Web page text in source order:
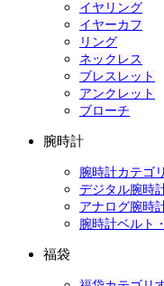
イヤリング
イヤーカフ
リング
ネックレス
ブレスレット
アンクレット
ブローチ
腕時計
腕時計カテゴ
デジタル腕時
アナログ腕時
腕時計ベルト
福袋